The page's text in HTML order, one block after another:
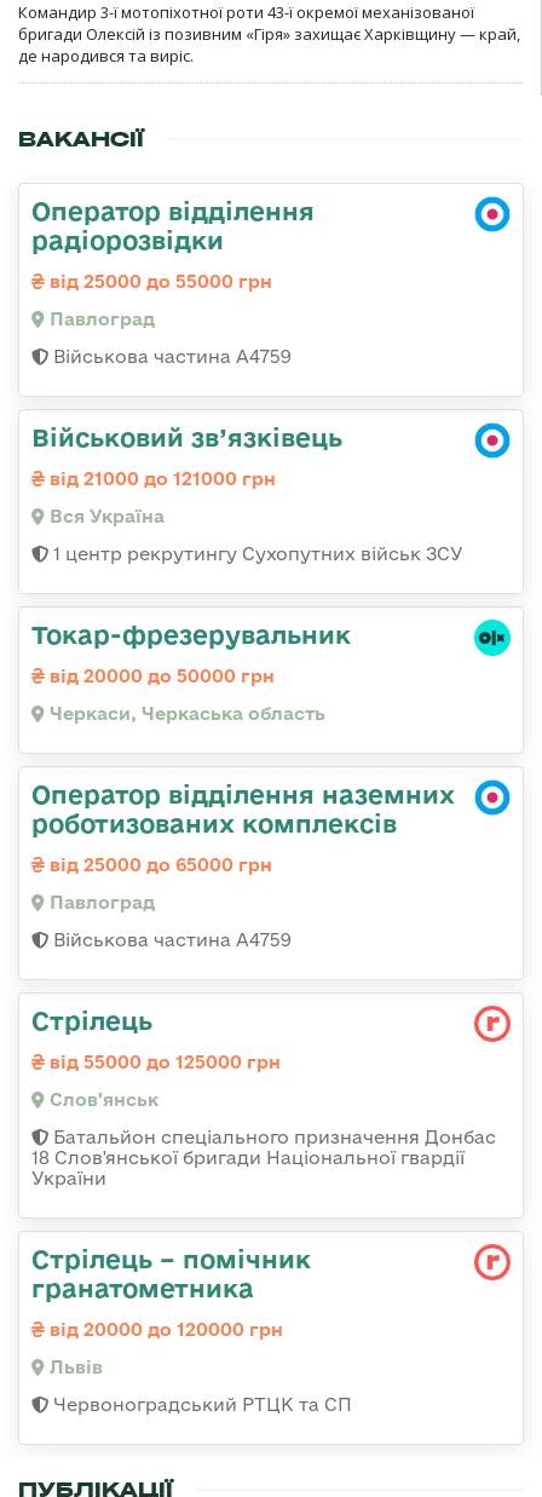
Командир 3-ї мотопіхотної роти 43-ї окремої механізованої
бригади Олексій із позивним «Гіря» захищає Харківщину — край,
де народився та виріс.
ВАКАНСІЇ
Оператор відділення
радіорозвідки
від 25000 до 55000 грн
Павлоград
Військова частина А4759
Військовий зв’язківець
від 21000 до 121000 грн
Вся Україна
1 центр рекрутингу Сухопутних військ ЗСУ
Токар-фрезерувальник
від 20000 до 50000 грн
Черкаси, Черкаська область
Оператор відділення наземних
роботизованих комплексів
від 25000 до 65000 грн
Павлоград
Військова частина А4759
Стрілець
від 55000 до 125000 грн
Слов'янськ
Батальйон спеціального призначення Донбас
18 Слов'янської бригади Національної гвардії
України
Стрілець – помічник
гранатометника
від 20000 до 120000 грн
Львів
Червоноградський РТЦК та СП
ПУБЛІКАЦІЇ